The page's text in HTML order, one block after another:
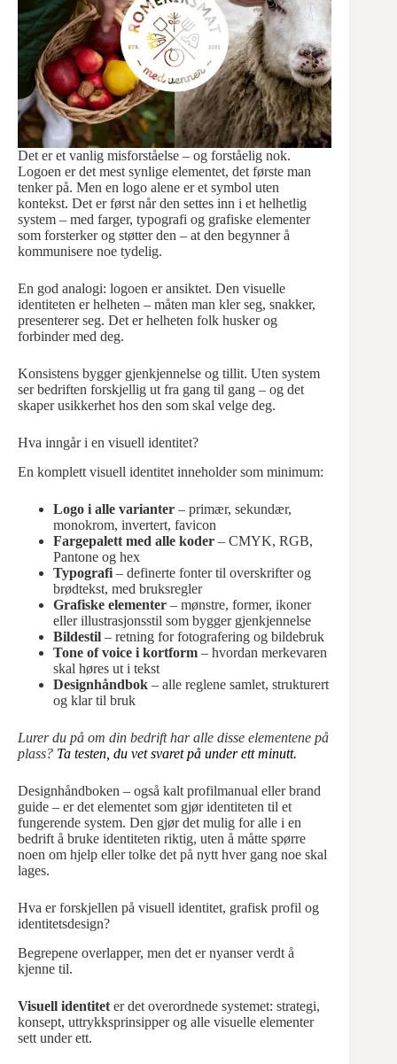
Det er et vanlig misforståelse – og forståelig nok.
Logoen er det mest synlige elementet, det første man
tenker på. Men en logo alene er et symbol uten
kontekst. Det er først når den settes inn i et helhetlig
system – med farger, typografi og grafiske elementer
som forsterker og støtter den – at den begynner å
kommunisere noe tydelig.
En god analogi: logoen er ansiktet. Den visuelle
identiteten er helheten – måten man kler seg, snakker,
presenterer seg. Det er helheten folk husker og
forbinder med deg.
Konsistens bygger gjenkjennelse og tillit. Uten system
ser bedriften forskjellig ut fra gang til gang – og det
skaper usikkerhet hos den som skal velge deg.
Hva inngår i en visuell identitet?
En komplett visuell identitet inneholder som minimum:
Logo i alle varianter – primær, sekundær,
monokrom, invertert, favicon
Fargepalett med alle koder – CMYK, RGB,
Pantone og hex
Typografi – definerte fonter til overskrifter og
brødtekst, med bruksregler
Grafiske elementer – mønstre, former, ikoner
eller illustrasjonsstil som bygger gjenkjennelse
Bildestil – retning for fotografering og bildebruk
Tone of voice i kortform – hvordan merkevaren
skal høres ut i tekst
Designhåndbok – alle reglene samlet, strukturert
og klar til bruk
Lurer du på om din bedrift har alle disse elementene på
plass? Ta testen, du vet svaret på under ett minutt.
Designhåndboken – også kalt profilmanual eller brand
guide – er det elementet som gjør identiteten til et
fungerende system. Den gjør det mulig for alle i en
bedrift å bruke identiteten riktig, uten å måtte spørre
noen om hjelp eller tolke det på nytt hver gang noe skal
lages.
Hva er forskjellen på visuell identitet, grafisk profil og
identitetsdesign?
Begrepene overlapper, men det er nyanser verdt å
kjenne til.
Visuell identitet er det overordnede systemet: strategi,
konsept, uttrykksprinsipper og alle visuelle elementer
sett under ett.